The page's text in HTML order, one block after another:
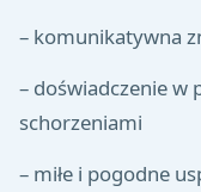
– komunikatywna
– doświadczenie w
schorzeniami
– miłe i pogodne